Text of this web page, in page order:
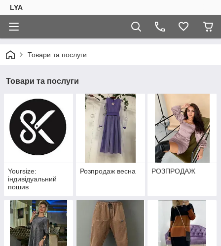
LYA
Товари та послуги
Товари та послуги
Yoursize:
індивідуальний
пошив
Розпродаж весна РОЗПРОДАЖ